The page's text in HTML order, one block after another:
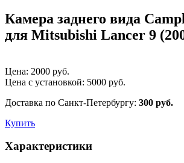
Камера заднего вида
для Mitsubishi Lancer 9
Цена: 2000 руб.
Цена с установкой: 5000 руб.
Доставка по Санкт-Петербургу: 300 руб.
Купить
Характеристики